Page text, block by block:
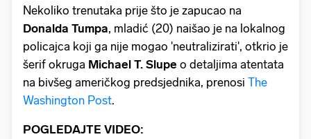
Nekoliko trenutaka prije što je zapucao na
Donalda Tumpa, mladić (20) naišao je na lokalnog
policajca koji ga nije mogao 'neutralizirati', otkrio je
šerif okruga Michael T. Slupe o detaljima atentata
na bivšeg američkog predsjednika, prenosi The
Washington Post.
POGLEDAJTE VIDEO: